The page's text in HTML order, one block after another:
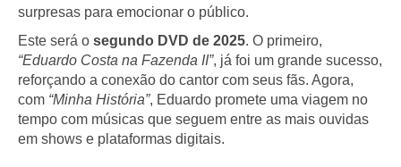
surpresas para emocionar o público.
Este será o segundo DVD de 2025. O primeiro,
“Eduardo Costa na Fazenda II”, já foi um grande sucesso,
reforçando a conexão do cantor com seus fãs. Agora,
com “Minha História”, Eduardo promete uma viagem no
tempo com músicas que seguem entre as mais ouvidas
em shows e plataformas digitais.